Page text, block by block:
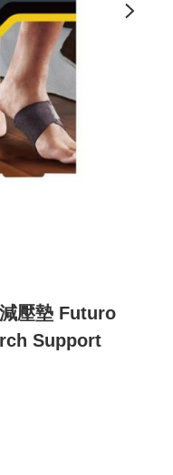
壓墊 Futuro
Support